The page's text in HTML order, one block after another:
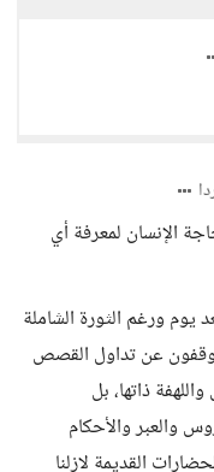
الإنسان لمعرفة أي
يوم ورغم الثورة الشاملة
عن تداول القصص
ذاتها، بل
والعبر والأحكام
القديمة لازلنا